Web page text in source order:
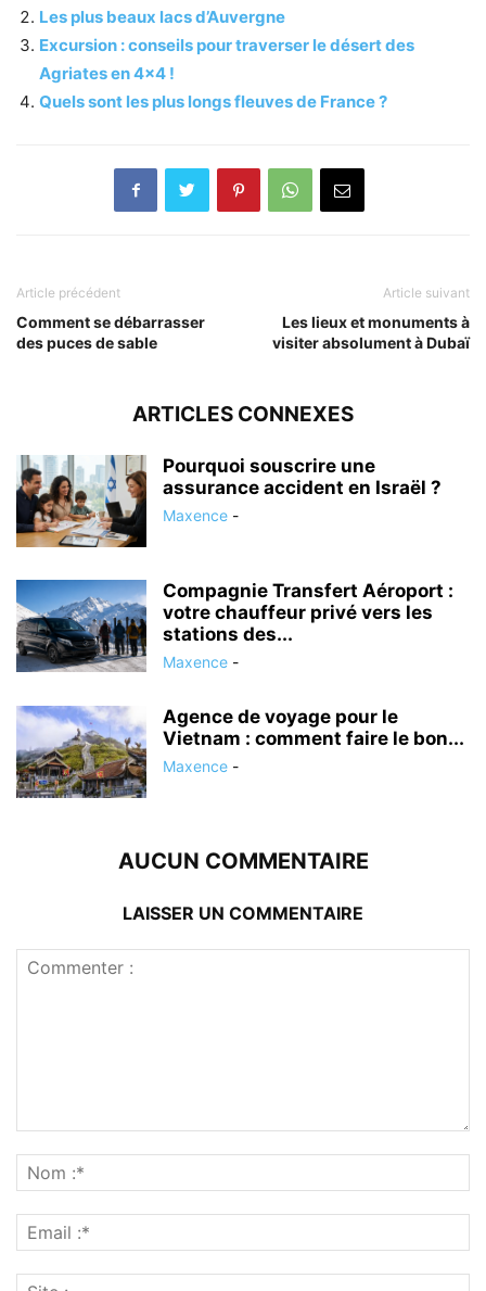
Les plus beaux lacs d’Auvergne
Excursion : conseils pour traverser le désert des
Agriates en 4×4 !
Quels sont les plus longs fleuves de France ?
Article précédent
Comment se débarrasser
des puces de sable
Article suivant
Les lieux et monuments à
visiter absolument à Dubaï
ARTICLES CONNEXES
Pourquoi souscrire une
assurance accident en Israël ?
Maxence -
Compagnie Transfert Aéroport :
votre chauffeur privé vers les
stations des...
Maxence -
Agence de voyage pour le
Vietnam : comment faire le bon...
Maxence -
AUCUN COMMENTAIRE
LAISSER UN COMMENTAIRE